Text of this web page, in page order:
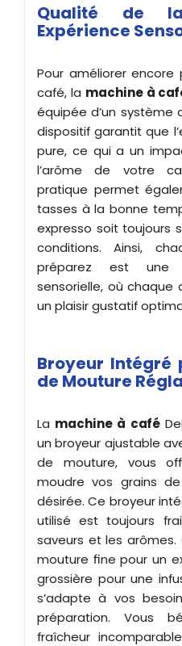
Qualité de
Expérience
Pour améliorer
café, la machine à
équipée d’un système
dispositif garantit que
pure, ce qui a un
l’arôme de votre
pratique permet
tasses à la bonne
expresso soit toujours
conditions. Ainsi,
préparez est une
sensorielle, où
un plaisir gustatif
Broyeur Intégré
de Mouture
La machine à café
un broyeur ajustable
de mouture, vous
moudre vos grains
désirée. Ce broyeur
utilisé est toujours
saveurs et les arômes.
mouture fine pour un
grossière pour une
s’adapte à vos
préparation. Vous
fraîcheur